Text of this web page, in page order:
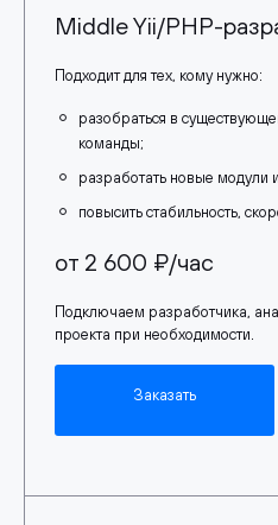
Middle Yii/PHP-
Подходит для тех, кому нужно:
разобраться в
команды;
разработать новые модули
повысить стабильность,
от 2 600 ₽/час
Подключаем разработчика,
проекта при необходимости.
Заказать